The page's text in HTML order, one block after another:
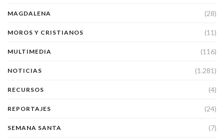
MAGDALENA (28)
MOROS Y CRISTIANOS (11)
MULTIMEDIA (116)
NOTICIAS (1.281)
RECURSOS (4)
REPORTAJES (24)
SEMANA SANTA (7)